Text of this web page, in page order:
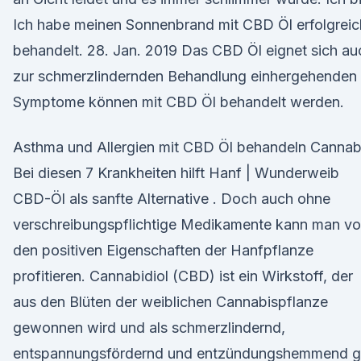
Ich habe meinen Sonnenbrand mit CBD Öl
behandelt. 28. Jan. 2019 Das CBD Öl eignet sich
zur schmerzlindernden Behandlung einhergehenden
Symptome können mit CBD Öl behandelt werden.
Asthma und Allergien mit CBD Öl behandeln
Bei diesen 7 Krankheiten hilft Hanf | Wunderweib
CBD-Öl als sanfte Alternative . Doch auch ohne
verschreibungspflichtige Medikamente kann man
den positiven Eigenschaften der Hanfpflanze
profitieren. Cannabidiol (CBD) ist ein Wirkstoff, der
aus den Blüten der weiblichen Cannabispflanze
gewonnen wird und als schmerzlindernd,
entspannungsfördernd und entzündungshemmend